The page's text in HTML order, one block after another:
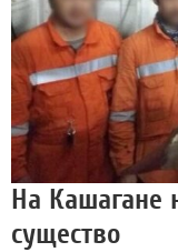
На Кашагане
существо